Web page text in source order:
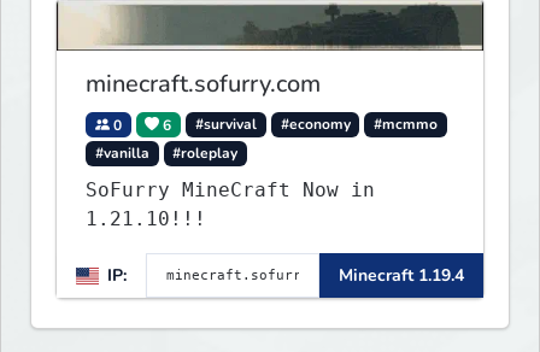
start playing.
minecraft.sofurry.com
0 6 #survival #economy
#mcmmo
#vanilla
#roleplay
SoFurry MineCraft Now in
1.21.10!!!
IP: Minecraft 1.19.4